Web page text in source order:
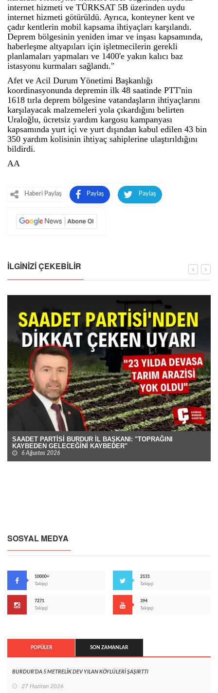
internet hizmeti ve TÜRKSAT 5B üzerinden uydu
internet hizmeti götürüldü. Ayrıca, konteyner kent ve
çadır kentlerin mobil kapsama ihtiyaçları karşılandı.
Deprem bölgesinin yeniden imar ve inşası kapsamında,
haberleşme altyapıları için işletmecilerin gerekli
planlamaları yapmaları ve 1400'e yakın kalıcı baz
istasyonu kurmaları sağlandı."
Afet ve Acil Durum Yönetimi Başkanlığı
koordinasyonunda depremin ilk 48 saatinde PTT'nin
1618 tırla deprem bölgesine vatandaşların ihtiyaçlarını
karşılayacak malzemeleri yola çıkardığını belirten
Uraloğlu, ücretsiz yardım kargosu kampanyası
kapsamında yurt içi ve yurt dışından kabul edilen 43 bin
350 yardım kolisinin ihtiyaç sahiplerine ulaştırıldığını
bildirdi.
AA
Haberi Paylaş Paylaş Paylaş
İLGINIZI ÇEKEBILIR
SAADET PARTİSİ BURDUR İL BAŞKANI: "TOPRAĞINI
KAYBEDEN GELECEĞİNİ KAYBEDER"
6 Ağustos 2026
SOSYAL MEDYA
10000+
Takipçi
2131
Takipçi
7271
Takipçi
394
Takipçi
POPÜLER SON ZAMANLAR
BURDUR’DA 5 METRELİK DEV YILAN KÖYLÜLERİ ŞAŞIRTTI
27 Haziran 2026